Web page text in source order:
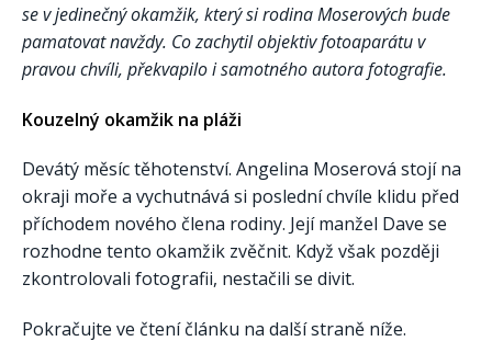
se v jedinečný okamžik, který si rodina Moserových bude
pamatovat navždy. Co zachytil objektiv fotoaparátu v
pravou chvíli, překvapilo i samotného autora fotografie.
Kouzelný okamžik na pláži
Devátý měsíc těhotenství. Angelina Moserová stojí na
okraji moře a vychutnává si poslední chvíle klidu před
příchodem nového člena rodiny. Její manžel Dave se
rozhodne tento okamžik zvěčnit. Když však později
zkontrolovali fotografii, nestačili se divit.
Pokračujte ve čtení článku na další straně níže.